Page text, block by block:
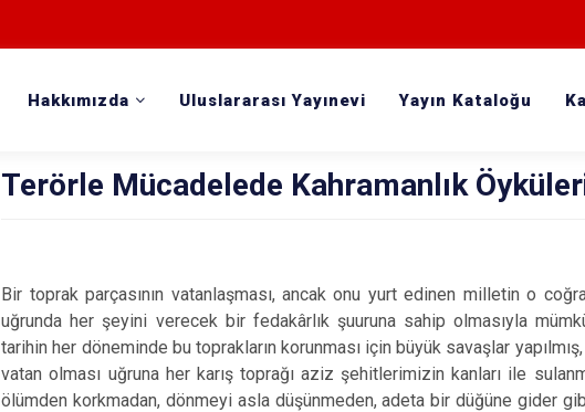
Hakkımızda Uluslararası Yayınevi Yayın Kataloğu
Terörle Mücadelede Kahramanlık
Bir toprak parçasının vatanlaşması, ancak onu yurt edinen milletin o
uğrunda her şeyini verecek bir fedakârlık şuuruna sahip olmasıyla
tarihin her döneminde bu toprakların korunması için büyük savaşlar
vatan olması uğruna her karış toprağı aziz şehitlerimizin kanları ile
ölümden korkmadan, dönmeyi asla düşünmeden, adeta bir düğüne gider